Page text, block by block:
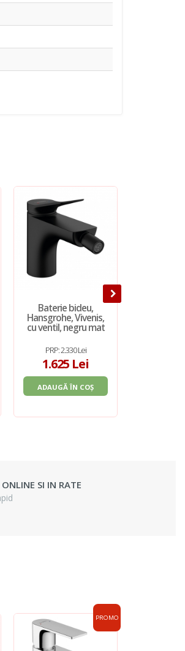
Baterie bideu,
Hansgrohe, Vivenis,
cu ventil, negru mat
PRP: 2.330 Lei
1.625 Lei
ADAUGĂ ÎN COȘ
SI IN RATE
PROMO